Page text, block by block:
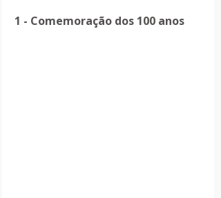
1 - Comemoração dos 100 anos